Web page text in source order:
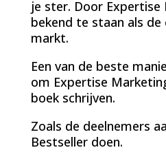
je ster. Door
bekend te staan als
markt.
Een van de beste
om Expertise
boek schrijven.
Zoals de deelnemers
Bestseller doen.